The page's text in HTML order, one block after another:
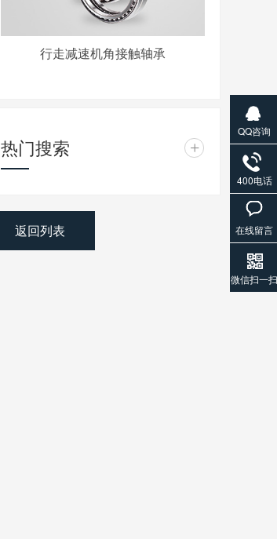
行走减速机角接触轴承
热门搜索 +
返回列表
QQ咨询
400电话
在线留言
微信扫一扫